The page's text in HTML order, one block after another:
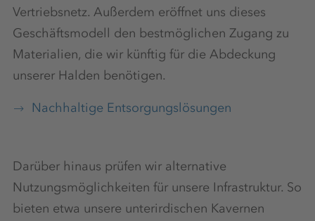
Vertriebsnetz. Außerdem eröffnet uns dieses
Geschäftsmodell den bestmöglichen Zugang zu
Materialien, die wir künftig für die Abdeckung
unserer Halden benötigen.
Nachhaltige Entsorgungslösungen
Darüber hinaus prüfen wir alternative
Nutzungsmöglichkeiten für unsere Infrastruktur. So
bieten etwa unsere unterirdischen Kavernen